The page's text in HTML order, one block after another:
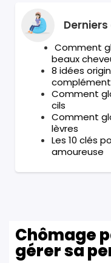
Comment
beaux
8 idées
Comment
cils
Comment
lèvres
Les 10 clés
amoureuse
Chômage
gérer sa